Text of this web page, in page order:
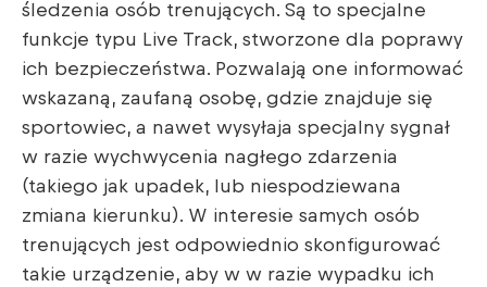
śledzenia osób trenujących. Są to specjalne
funkcje typu Live Track, stworzone dla poprawy
ich bezpieczeństwa. Pozwalają one informować
wskazaną, zaufaną osobę, gdzie znajduje się
sportowiec, a nawet wysyłaja specjalny sygnał
w razie wychwycenia nagłego zdarzenia
(takiego jak upadek, lub niespodziewana
zmiana kierunku). W interesie samych osób
trenujących jest odpowiednio skonfigurować
takie urządzenie, aby w w razie wypadku ich